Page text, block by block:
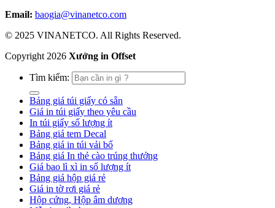
Email: baogia@vinanetco.com
© 2025 VINANETCO. All Rights Reserved.
Copyright 2026 Xưởng in Offset
Tìm kiếm:
Bảng giá túi giấy có sẵn
Giá in túi giấy theo yêu cầu
In túi giấy số lượng ít
Bảng giá tem Decal
Bảng giá in túi vải bố
Bảng giá In thẻ cào trúng thưởng
Giá bao lì xì in số lượng ít
Bảng giá hộp giá rẻ
Giá in tờ rơi giá rẻ
Hộp cứng, Hộp âm dương